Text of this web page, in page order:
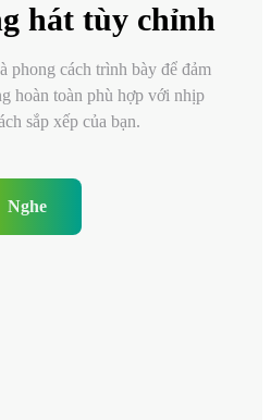
hát tùy chỉnh
phong cách trình bày để đảm
hoàn toàn phù hợp với nhịp
sắp xếp của bạn.
Nghe